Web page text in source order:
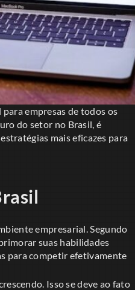
empresas de todos os
do setor no Brasil, é
mais eficazes para
empresarial. Segundo
suas habilidades
para competir efetivamente
Isso se deve ao fato